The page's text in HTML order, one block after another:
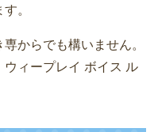
。
からでも構いません。
ィープレイ ボイス ル